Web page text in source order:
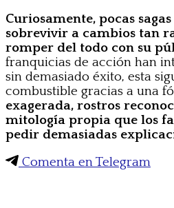
Curiosamente, pocas
sobrevivir a cambios tan
romper del todo con su
franquicias de acción han
sin demasiado éxito, esta
combustible gracias a una
exagerada, rostros
mitología propia que los
pedir demasiadas
Comenta en Telegram